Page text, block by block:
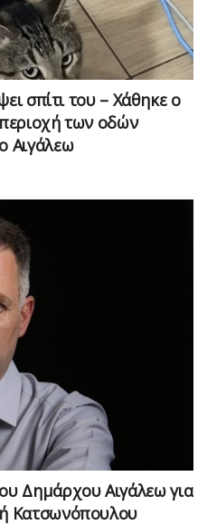
σπίτι του – Χάθηκε ο
των οδών
Αιγάλεω
Δημάρχου Αιγάλεω για
Κατσωνόπουλου